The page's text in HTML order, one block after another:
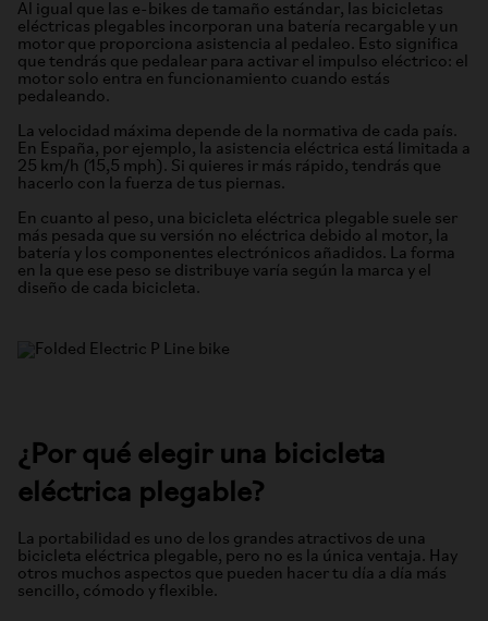
Al igual que las e-bikes de tamaño estándar, las bicicletas
eléctricas plegables incorporan una batería recargable y un
motor que proporciona asistencia al pedaleo. Esto significa
que tendrás que pedalear para activar el impulso eléctrico: el
motor solo entra en funcionamiento cuando estás
pedaleando.
La velocidad máxima depende de la normativa de cada país.
En España, por ejemplo, la asistencia eléctrica está limitada a
25 km/h (15,5 mph). Si quieres ir más rápido, tendrás que
hacerlo con la fuerza de tus piernas.
En cuanto al peso, una bicicleta eléctrica plegable suele ser
más pesada que su versión no eléctrica debido al motor, la
batería y los componentes electrónicos añadidos. La forma
en la que ese peso se distribuye varía según la marca y el
diseño de cada bicicleta.
¿Por qué elegir una bicicleta
eléctrica plegable?
La portabilidad es uno de los grandes atractivos de una
bicicleta eléctrica plegable, pero no es la única ventaja. Hay
otros muchos aspectos que pueden hacer tu día a día más
sencillo, cómodo y flexible.